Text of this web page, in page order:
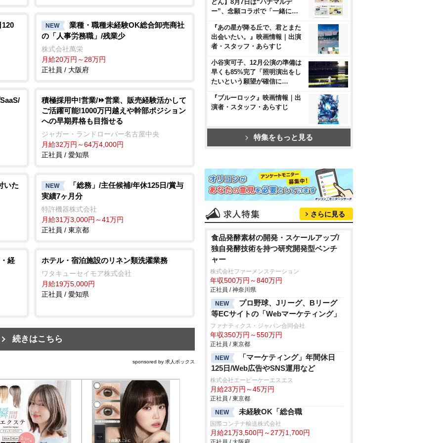
120 NEW
業種・職種未経験OK総合卸売商社
の「人事労務職」/残業少
株式会社萬栄
月給20万円～28万円
正社員 / 大阪府
積極採用中!営業/⏩️営業、販売経験活かして
ご活躍可能!1000万円越えや幹部ポジション
への早期昇格も目指せる
ジャガー・ランドローバー名古屋中央
月給32万円～64万4,000円
正社員 / 愛知県
いた NEW
「総務」/主任候補/年休125日/賞与
実績7ヶ月分
特許機器株式会社
月給31万3,000円～41万円
正社員 / 東京都
経 ホテル・宿泊施設のリネン類洗濯業務
ワタキューセイモア株式会社
月給19万5,000円
正社員 / 愛知県
続きはこちら
sponsored by 求人ボックス
どん】8月7日は“ハナマルデ
ー”、念願コラボで「一緒に…
『あの星が降る丘で、君とまた
出会いたい。』映画情報｜出演
者・スタッフ・あらすじ
小谷実可子、12月公演の準備は
早くも85%完了「照明演出をし
たいという願望が確信に…
『ブルーロック』映画情報｜出
演者・スタッフ・あらすじ
特集をもっと見る
さらに見る
食品発酵素材の開発・スケールアップ/
独自発酵技術を持つ研究開発型ベンチ
ャー
株式会社ファーメンステーション
年収500万円～840万円
正社員 / 神奈川県
NEW
プロ野球、Jリーグ、Bリーグ
等ECサイトの「Webマーケティング」
ファナティクス・ジャパン合同会社
年収350万円～550万円
正社員 / 東京都
NEW
「マーケティング」年間休日
125日/Web広告やSNS運用など
株式会社エービーケーエスエス
月給23万円～45万円
正社員 / 東京都
NEW
未経験OK「総合職
国際コンテナ輸送株式会社
月給21万3,500円～27万1,700円